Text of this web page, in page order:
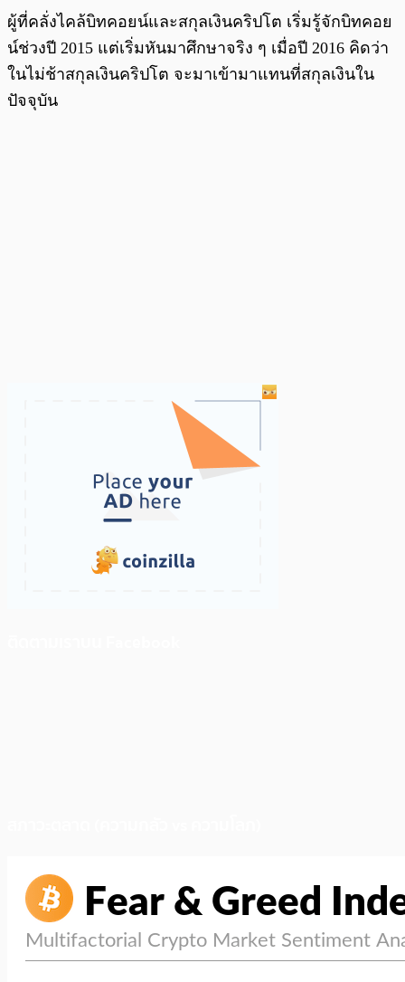
ผู้ที่คลั่งไคล้บิทคอยน์และสกุลเงินคริปโต เริ่มรู้จักบิทคอย
น์ช่วงปี 2015 แต่เริ่มหันมาศึกษาจริง ๆ เมื่อปี 2016 คิดว่า
ในไม่ช้าสกุลเงินคริปโต จะมาเข้ามาแทนที่สกุลเงินใน
ปัจจุบัน